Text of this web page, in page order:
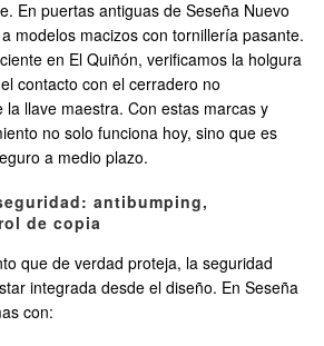
En puertas antiguas de Seseña Nuevo
modelos macizos con tornillería pasante.
en El Quiñón, verificamos la holgura
contacto con el cerradero no
llave maestra. Con estas marcas y
no solo funciona hoy, sino que es
a medio plazo.
antibumping,
de copia
que de verdad proteja, la seguridad
integrada desde el diseño. En Seseña
con: